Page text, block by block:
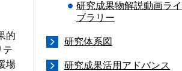
的
テ
場
研究成果物解説動画ライ
ブラリー
研究体系図
研究成果活用アドバンス